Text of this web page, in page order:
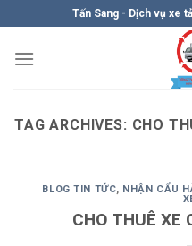
content
Tấn Sang - Dịch vụ xe
TAG ARCHIVES: CHO
BLOG TIN TỨC, NHẬN CẨU
CHO THUÊ XE